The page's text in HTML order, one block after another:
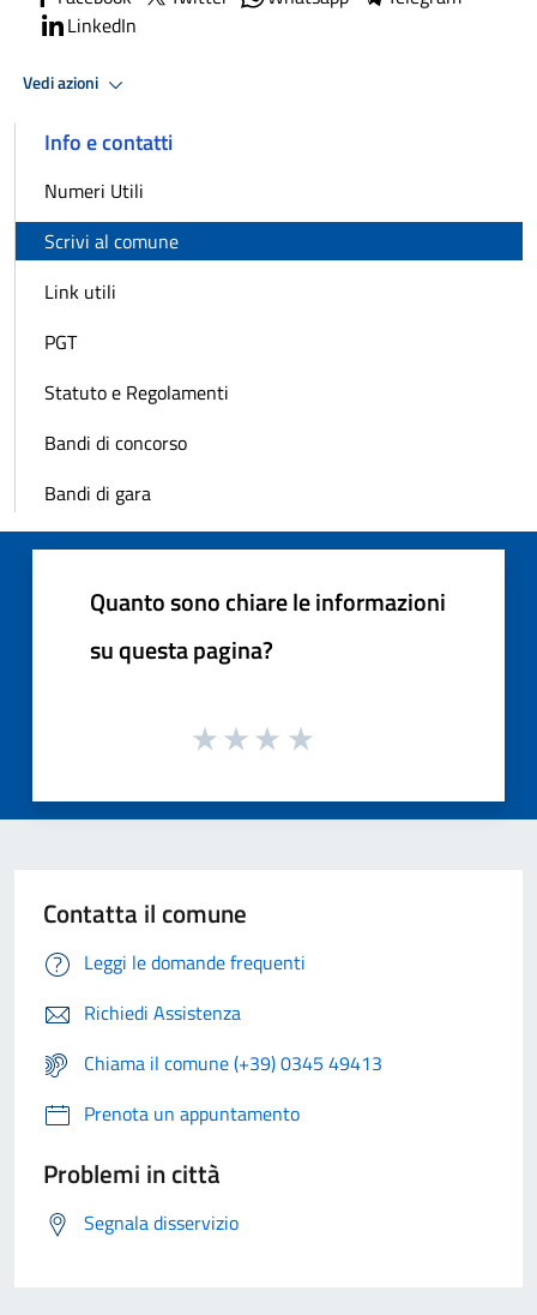
LinkedIn
Vedi azioni
Info e contatti
Numeri Utili
Scrivi al comune
Link utili
PGT
Statuto e Regolamenti
Bandi di concorso
Bandi di gara
Quanto sono chiare le informazioni
su questa pagina?
Contatta il comune
Leggi le domande frequenti
Richiedi Assistenza
Chiama il comune (+39) 0345 49413
Prenota un appuntamento
Problemi in città
Segnala disservizio